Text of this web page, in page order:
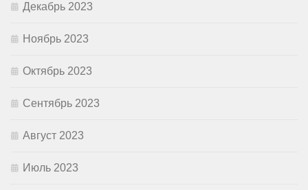
Декабрь 2023
Ноябрь 2023
Октябрь 2023
Сентябрь 2023
Август 2023
Июль 2023